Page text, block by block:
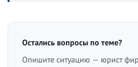
Остались вопросы по теме?
Опишите ситуацию — юрист